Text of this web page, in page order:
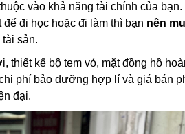
vào khả năng tài chính của
đi học hoặc đi làm thì bạn nên
sản.
kế bộ tem vỏ, mặt đồng hồ
phí bảo dưỡng hợp lí và giá bán
đại.